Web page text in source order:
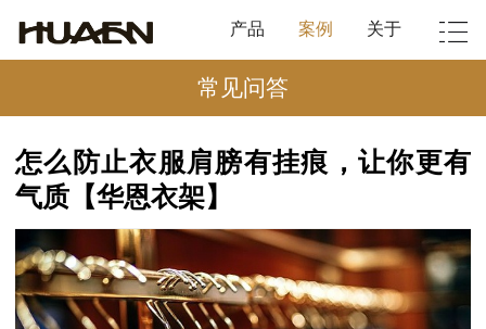
产品 案例 关于
常见问答
怎么防止衣服肩膀有挂痕，让你更有
气质【华恩衣架】